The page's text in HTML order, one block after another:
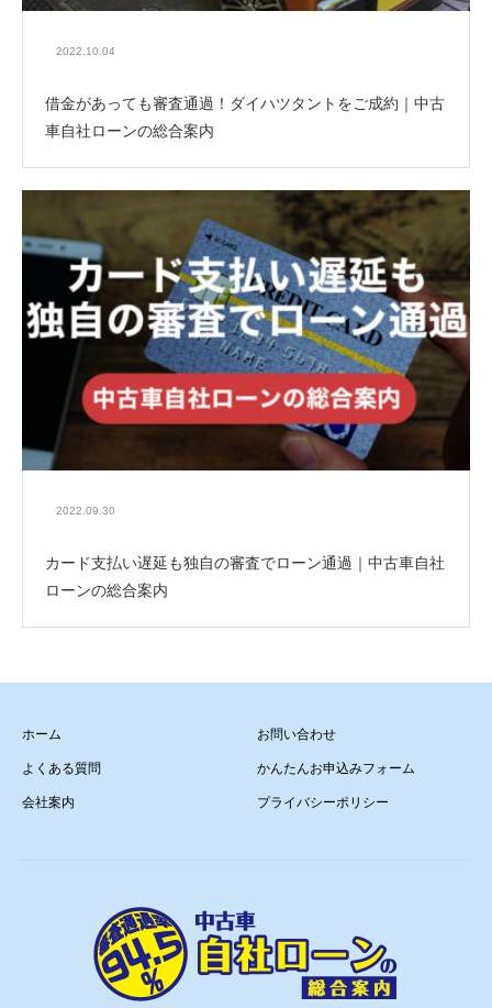
2022.10.04
借金があっても審査通過！ダイハツタントをご成約｜中古
車自社ローンの総合案内
2022.09.30
カード支払い遅延も独自の審査でローン通過｜中古車自社
ローンの総合案内
ホーム
よくある質問
会社案内
お問い合わせ
かんたんお申込みフォーム
プライバシーポリシー